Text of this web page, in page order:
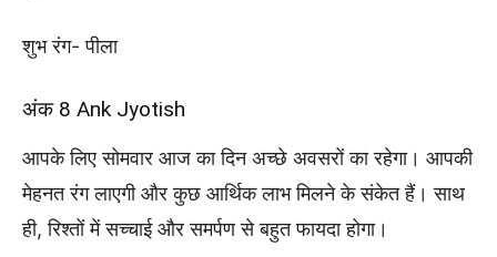
शुभ रंग- पीला
अंक 8 Ank Jyotish
आपके लिए सोमवार आज का दिन अच्छे अवसरों का रहेगा। आपकी
मेहनत रंग लाएगी और कुछ आर्थिक लाभ मिलने के संकेत हैं। साथ
ही, रिश्तों में सच्चाई और समर्पण से बहुत फायदा होगा।